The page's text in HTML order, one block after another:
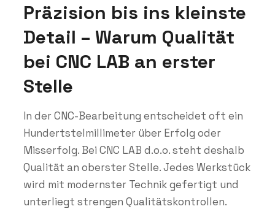
Präzision bis ins kleinste
Detail – Warum Qualität
bei CNC LAB an erster
Stelle
In der CNC-Bearbeitung entscheidet oft ein
Hundertstelmillimeter über Erfolg oder
Misserfolg. Bei CNC LAB d.o.o. steht deshalb
Qualität an oberster Stelle. Jedes Werkstück
wird mit modernster Technik gefertigt und
unterliegt strengen Qualitätskontrollen.